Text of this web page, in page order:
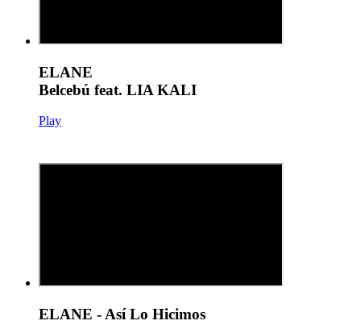
ELANE
Belcebú feat. LIA KALI
Play
ELANE - Así Lo Hicimos